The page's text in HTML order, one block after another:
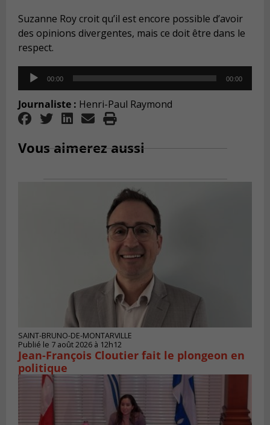
Suzanne Roy croit qu’il est encore possible d’avoir
des opinions divergentes, mais ce doit être dans le
respect.
Audio
Player
00:00 00:00
Journaliste : Henri-Paul Raymond
Vous aimerez aussi
SAINT-BRUNO-DE-MONTARVILLE
Publié le 7 août 2026 à 12h12
Jean-François Cloutier fait le plongeon en
politique